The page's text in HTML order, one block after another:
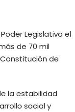
Legislativo el
de 70 mil
de
la estabilidad
social y